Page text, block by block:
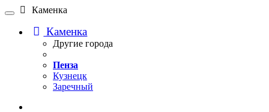
Каменка
Каменка
Другие города
Пенза
Кузнецк
Заречный